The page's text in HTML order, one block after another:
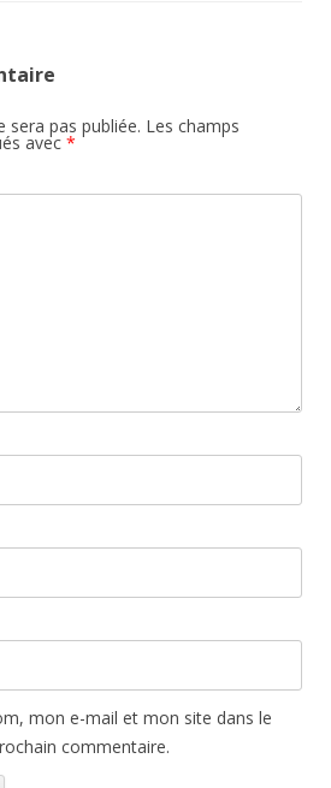
sera pas publiée. Les champs
avec *
mon e-mail et mon site dans le
commentaire.